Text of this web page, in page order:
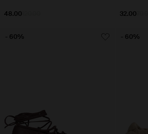
48.00 32.00
- 60% - 60%